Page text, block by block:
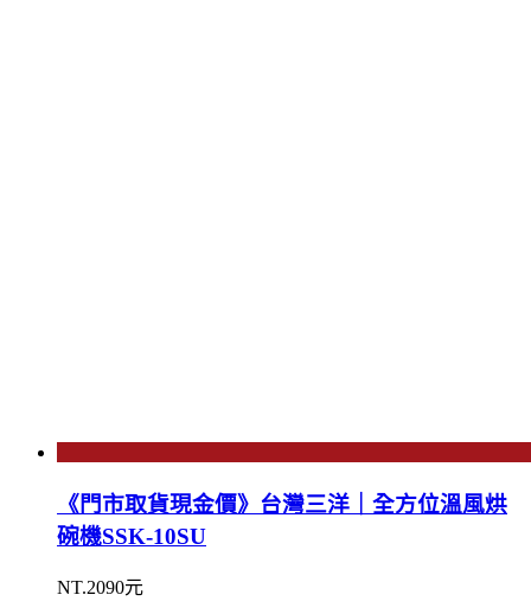
《門市取貨現金價》台灣三洋｜全方位溫風烘
碗機SSK-10SU
NT.2090元